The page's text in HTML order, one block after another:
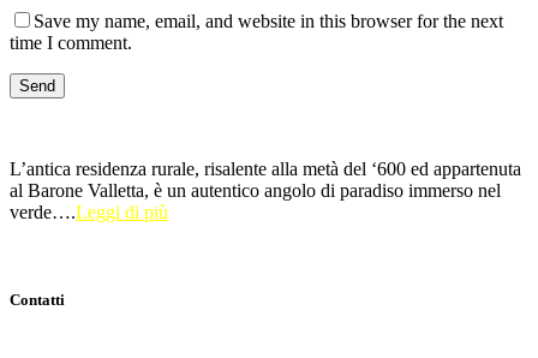
Save my name, email, and website in this browser for the next
time I comment.
L’antica residenza rurale, risalente alla metà del ‘600 ed appartenuta
al Barone Valletta, è un autentico angolo di paradiso immerso nel
verde….Leggi di più
Contatti